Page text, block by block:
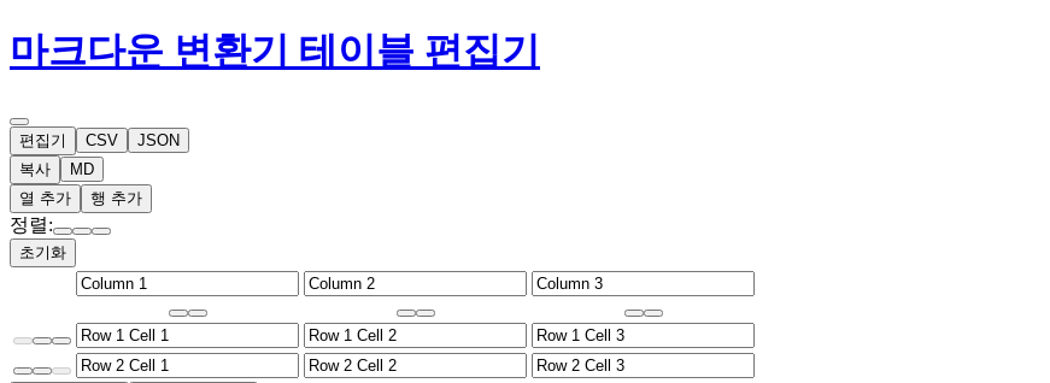
마크다운 변환기 테이블 편집기
편집기 CSV
JSON
복사
MD
열 추가
행 추가
정렬:
초기화